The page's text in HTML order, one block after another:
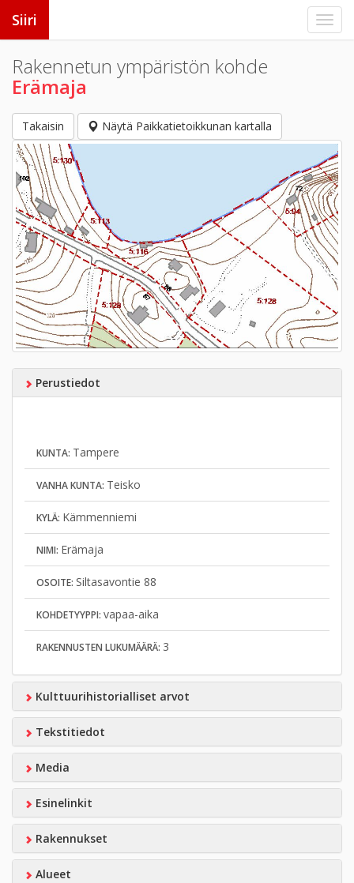
Siiri
Rakennetun ympäristön kohde
Erämaja
Takaisin Näytä Paikkatietoikkunan kartalla
Perustiedot
KUNTA: Tampere
VANHA KUNTA: Teisko
KYLÄ: Kämmenniemi
NIMI: Erämaja
OSOITE: Siltasavontie 88
KOHDETYYPPI: vapaa-aika
RAKENNUSTEN LUKUMÄÄRÄ: 3
Kulttuurihistorialliset arvot
Tekstitiedot
Media
Esinelinkit
Rakennukset
Alueet